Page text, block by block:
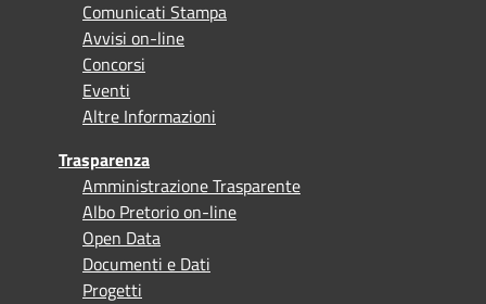
Comunicati Stampa
Avvisi on-line
Concorsi
Eventi
Altre Informazioni
Trasparenza
Amministrazione Trasparente
Albo Pretorio on-line
Open Data
Documenti e Dati
Progetti